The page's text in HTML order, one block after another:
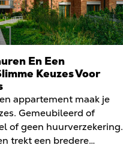
En Een
Keuzes Voor
appartement maak je
Gemeubileerd of
of geen huurverzekering.
trekt een bredere